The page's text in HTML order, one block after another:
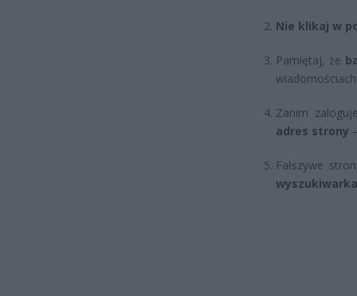
Nie klikaj w
Pamiętaj, że
Zanim
adres strony
Fałszywe